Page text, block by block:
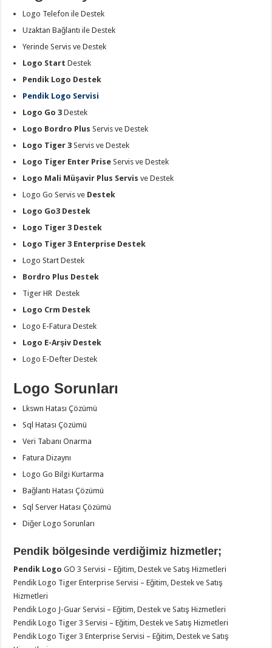
Logo Telefon ile Destek
Uzaktan Bağlantı ile Destek
Yerinde Servis ve Destek
Logo Start Destek
Pendik Logo Destek
Pendik Logo Servisi
Logo Go 3Destek
Logo Bordro Plus Servis ve Destek
Logo Tiger 3Servis ve Destek
Logo Tiger Enter PriseServis ve Destek
Logo Mali Müşavir Plus Servis ve Destek
Logo Go Servis ve Destek
Logo Go3 Destek
Logo Tiger 3 Destek
Logo Tiger 3 Enterprise Destek
Logo Start Destek
Bordro Plus Destek
Tiger HR Destek
Logo Crm Destek
Logo E-Fatura Destek
Logo E-Arşiv Destek
Logo E-Defter Destek
Logo Sorunları
Lkswn Hatası Çözümü
Sql Hatası Çözümü
Veri Tabanı Onarma
Fatura Dizaynı
Logo Go Bilgi Kurtarma
Bağlantı Hatası Çözümü
Sql Server Hatası Çözümü
Diğer Logo Sorunları
Pendik bölgesinde verdiğimiz hizmetler;
Pendik Logo GO 3 Servisi – Eğitim, Destek ve Satış Hizmetleri
Pendik Logo Tiger Enterprise Servisi – Eğitim, Destek ve Satış
Hizmetleri
Pendik Logo J-Guar Servisi – Eğitim, Destek ve Satış Hizmetleri
Pendik Logo Tiger 3 Servisi – Eğitim, Destek ve Satış Hizmetleri
Pendik Logo Tiger 3 Enterprise Servisi – Eğitim, Destek ve Satış